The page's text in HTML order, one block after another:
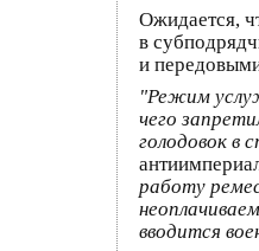
Ожидается,
в
и
"Режим
чего
голодовок в
работу
вводится